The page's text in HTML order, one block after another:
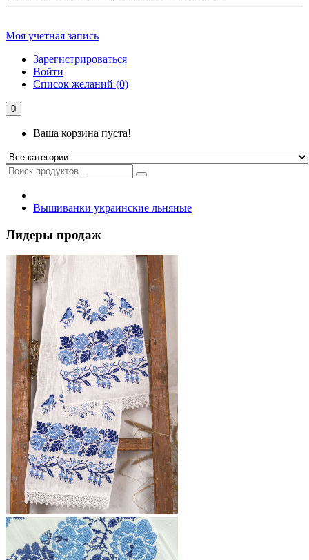
Моя учетная запись
Зарегистрироваться
Войти
Список желаний (0)
0
Ваша корзина пуста!
Вышиванки украинские льняные
Лидеры продаж